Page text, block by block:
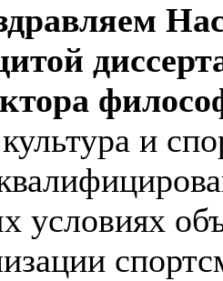
и
условиях